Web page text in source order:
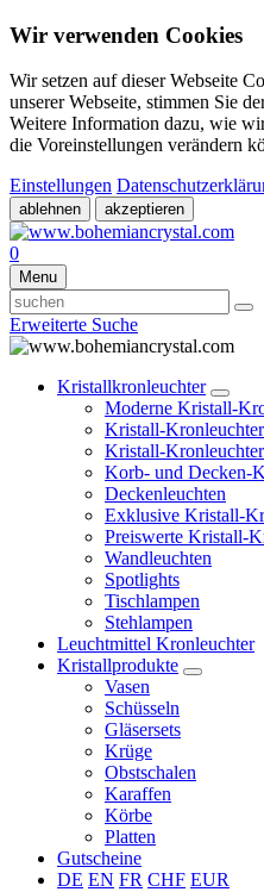
Wir verwenden Cookies
Wir setzen auf dieser Webseite
unserer Webseite, stimmen Sie
Weitere Information dazu, wie
die Voreinstellungen verändern
Einstellungen
ablehnen akzeptieren
0
Menu
Erweiterte Suche
Kristallkronleuchter
Moderne Kristall-
Kristall-
Kristall-
Korb- und Decken-
Deckenleuchten
Exklusive Kristall-
Preiswerte Kristall-
Wandleuchten
Spotlights
Tischlampen
Stehlampen
Leuchtmittel Kronleuchter
Kristallprodukte
Vasen
Schüsseln
Gläsersets
Krüge
Obstschalen
Karaffen
Körbe
Platten
Gutscheine
DE EN FR CHF EUR